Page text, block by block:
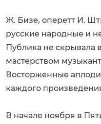
Ж. Бизе, оперетт И.
русские народные и
Публика не скрывала
мастерством
Восторженные
каждого
В начале ноября в